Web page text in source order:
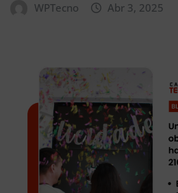
WPTecno Abr 3, 2025